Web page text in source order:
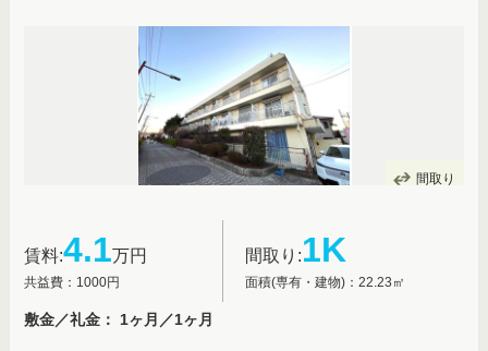
間取り
賃料:4.1万円
共益費：1000円
間取り:1K
面積(専有・建物)：22.23㎡
敷金／礼金： 1ヶ月／1ヶ月